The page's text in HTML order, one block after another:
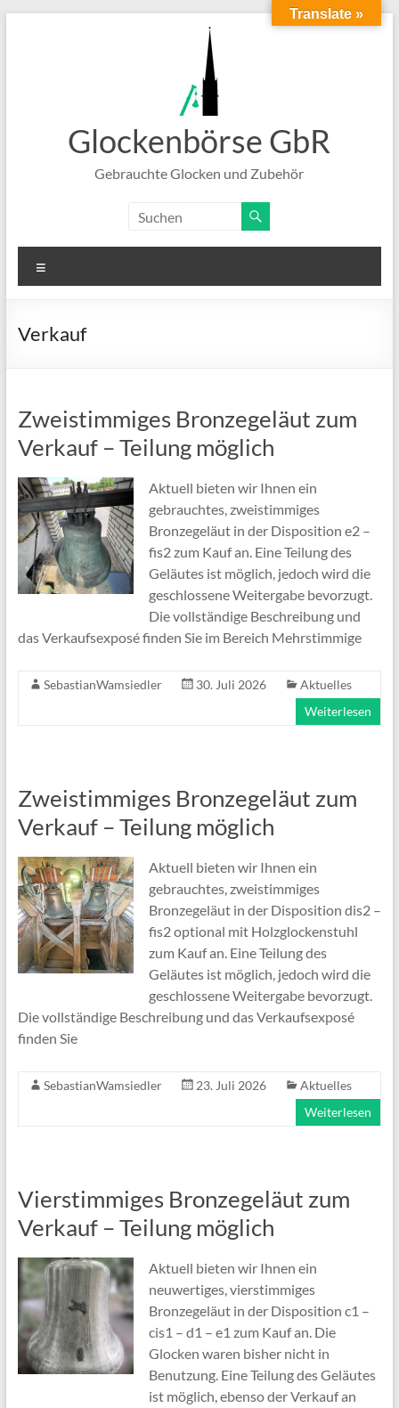
Glockenbörse GbR
Gebrauchte Glocken und Zubehör
Verkauf
Zweistimmiges Bronzegeläut zum
Verkauf – Teilung möglich
Aktuell bieten wir Ihnen ein
gebrauchtes, zweistimmiges
Bronzegeläut in der Disposition e2 –
fis2 zum Kauf an. Eine Teilung des
Geläutes ist möglich, jedoch wird die
geschlossene Weitergabe bevorzugt.
Die vollständige Beschreibung und
das Verkaufsexposé finden Sie im Bereich Mehrstimmige
SebastianWamsiedler 30. Juli 2026
Aktuelles
Weiterlesen
Zweistimmiges Bronzegeläut zum
Verkauf – Teilung möglich
Aktuell bieten wir Ihnen ein
gebrauchtes, zweistimmiges
Bronzegeläut in der Disposition dis2 –
fis2 optional mit Holzglockenstuhl
zum Kauf an. Eine Teilung des
Geläutes ist möglich, jedoch wird die
geschlossene Weitergabe bevorzugt.
Die vollständige Beschreibung und das Verkaufsexposé
finden Sie
SebastianWamsiedler 23. Juli 2026
Aktuelles
Weiterlesen
Vierstimmiges Bronzegeläut zum
Verkauf – Teilung möglich
Aktuell bieten wir Ihnen ein
neuwertiges, vierstimmiges
Bronzegeläut in der Disposition c1 –
cis1 – d1 – e1 zum Kauf an. Die
Glocken waren bisher nicht in
Benutzung. Eine Teilung des Geläutes
ist möglich, ebenso der Verkauf an
Translate »